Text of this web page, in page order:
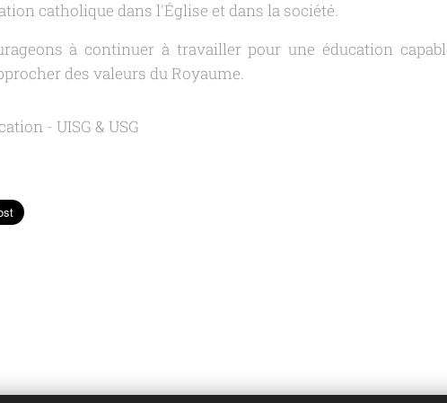
catholique dans l'Église et dans la société.
à continuer à travailler pour une éducation
des valeurs du Royaume.
- UISG & USG